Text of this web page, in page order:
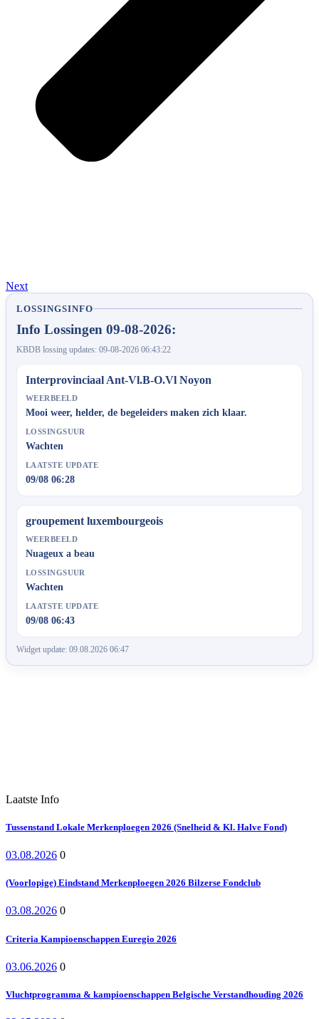
Next
LOSSINGSINFO
Info Lossingen 09-08-2026:
KBDB lossing updates: 09-08-2026 06:43:22
Interprovinciaal Ant-Vl.B-O.Vl Noyon
WEERBEELD
Mooi weer, helder, de begeleiders maken zich klaar.
LOSSINGSUUR
Wachten
LAATSTE UPDATE
09/08 06:28
groupement luxembourgeois
WEERBEELD
Nuageux a beau
LOSSINGSUUR
Wachten
LAATSTE UPDATE
09/08 06:43
Widget update: 09.08.2026 06:47
Laatste Info
Tussenstand Lokale Merkenploegen 2026 (Snelheid & Kl. Halve Fond)
03.08.2026 0
(Voorlopige) Eindstand Merkenploegen 2026 Bilzerse Fondclub
03.08.2026 0
Criteria Kampioenschappen Euregio 2026
03.06.2026 0
Vluchtprogramma & kampioenschappen Belgische Verstandhouding 2026